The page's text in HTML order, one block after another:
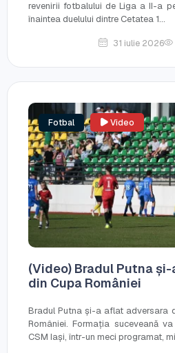
revenirii fotbalului de Liga a II-a
înaintea duelului dintre Cetatea 1...
31 iulie 2026
Fotbal Video
(Video) Bradul Putna
din Cupa României
Bradul Putna și-a aflat adversara
României. Formația suceveană
CSM Iași, într-un meci programat,